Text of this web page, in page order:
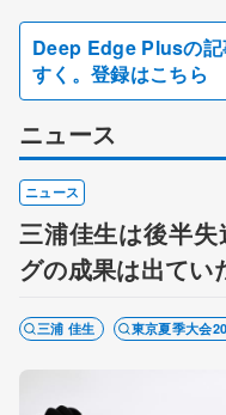
Deep Edge Plusの
すく。登録はこちら
ニュース
ニュース
三浦佳生は後半
グの成果は出てい
三浦 佳生 東京夏季大会